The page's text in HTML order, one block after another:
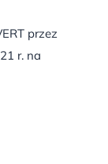
przez
r. na